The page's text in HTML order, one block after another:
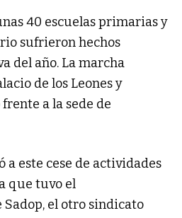
40 escuelas primarias y
sufrieron hechos
del año. La marcha
de los Leones y
a la sede de
a este cese de actividades
que tuvo el
el otro sindicato